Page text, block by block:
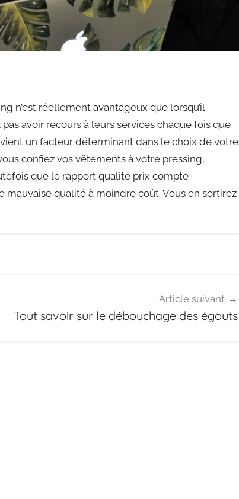
n’est réellement avantageux que lorsqu’il
avoir recours à leurs services chaque fois que
un facteur déterminant dans le choix de votre
confiez vos vêtements à votre pressing,
que le rapport qualité prix compte
qualité à moindre coût. Vous en sortirez
Article suivant
Tout savoir sur le débouchage des égouts